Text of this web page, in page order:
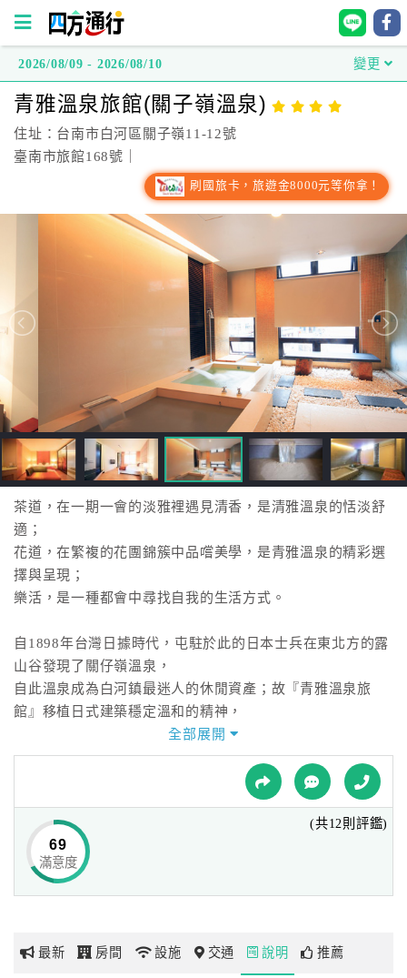
方
通
行
房
跟
飯
店
訂
房
HOT
特
民
宿
球
網
玩
2026/08/09 - 2026/08/10 變更
青雅溫泉旅館(關子嶺溫泉)
住址：台南市白河區關子嶺11-12號
臺南市旅館168號｜
刷國旅卡，旅遊金8000元等你拿！
茶道，在一期一會的淡雅裡遇見清香，是清雅溫泉的恬淡舒
適；
花道，在繁複的花團錦簇中品嚐美學，是青雅溫泉的精彩選
擇與呈現；
樂活，是一種都會中尋找自我的生活方式。
自1898年台灣日據時代，屯駐於此的日本士兵在東北方的露
山谷發現了關仔嶺溫泉，
自此溫泉成為白河鎮最迷人的休閒資產；故『青雅溫泉旅
館』移植日式建築穩定溫和的精神，
大量使用木質與璞石的和風色調沉澱都市人的紛亂，泥漿溫
泉養生美容的時尚空間，
全部展開
69
滿意度
(共12則評鑑)
最新 房間 設施 交通 說明 推薦